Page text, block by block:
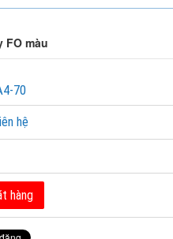
FO màu
70
hệ
hàng